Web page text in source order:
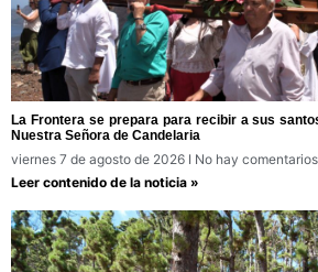
La Frontera se prepara para recibir a sus
Nuestra Señora de Candelaria
viernes 7 de agosto de 2026
No hay comentarios
Leer contenido de la noticia »